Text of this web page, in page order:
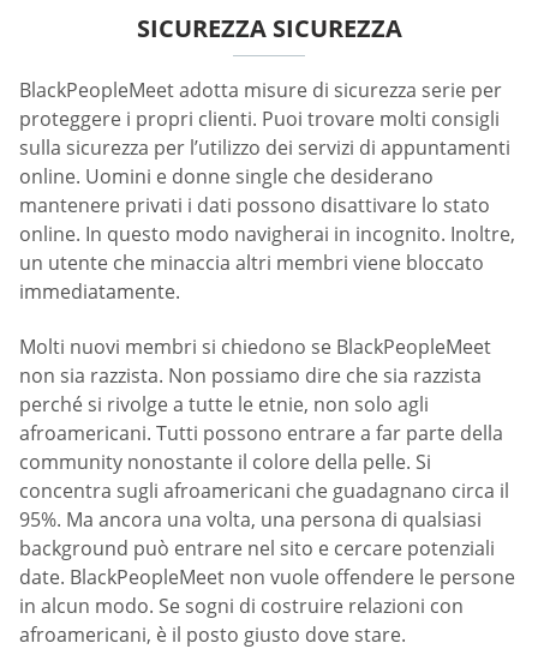
SICUREZZA SICUREZZA
BlackPeopleMeet adotta misure di sicurezza serie per
proteggere i propri clienti. Puoi trovare molti consigli
sulla sicurezza per l’utilizzo dei servizi di appuntamenti
online. Uomini e donne single che desiderano
mantenere privati i dati possono disattivare lo stato
online. In questo modo navigherai in incognito. Inoltre,
un utente che minaccia altri membri viene bloccato
immediatamente.
Molti nuovi membri si chiedono se BlackPeopleMeet
non sia razzista. Non possiamo dire che sia razzista
perché si rivolge a tutte le etnie, non solo agli
afroamericani. Tutti possono entrare a far parte della
community nonostante il colore della pelle. Si
concentra sugli afroamericani che guadagnano circa il
95%. Ma ancora una volta, una persona di qualsiasi
background può entrare nel sito e cercare potenziali
date. BlackPeopleMeet non vuole offendere le persone
in alcun modo. Se sogni di costruire relazioni con
afroamericani, è il posto giusto dove stare.